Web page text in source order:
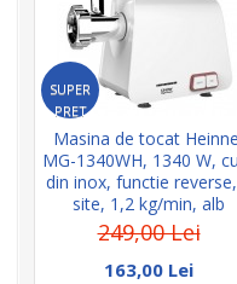
SUPER
PRET
Masina de tocat
MG-1340WH, 1340 W,
din inox, functie
site, 1,2 kg/min, alb
249,00 Lei
163,00 Lei